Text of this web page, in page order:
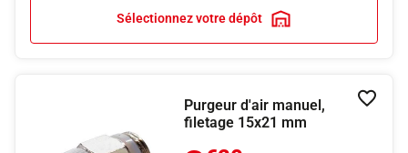
Sélectionnez votre dépôt
Purgeur d'air manuel,
filetage 15x21 mm